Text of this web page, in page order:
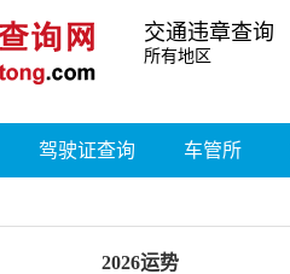
交通违章查询
所有地区
驾驶证查询 车管所
2026运势